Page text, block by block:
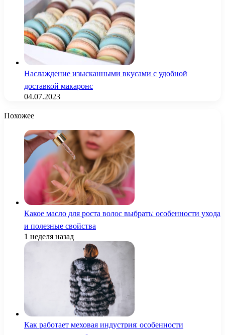
Наслаждение изысканными вкусами с удобной
доставкой макаронс
04.07.2023
Похожее
Какое масло для роста волос выбрать: особенности ухода
и полезные свойства
1 неделя назад
Как работает меховая индустрия: особенности